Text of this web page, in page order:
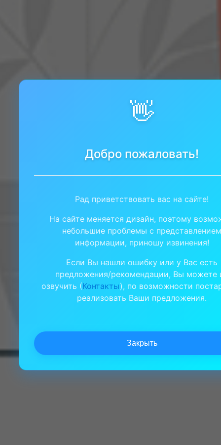
👋
Добро пожаловать!
Рад приветствовать вас на сайте!
На сайте меняется дизайн, поэтому
небольшие проблемы с представлением
информации, приношу извинения!
Если Вы нашли ошибку или у Вас есть
предложения/рекомендации, Вы можете
озвучить (Контакты), по возможности
реализовать Ваши предложения.
Закрыть